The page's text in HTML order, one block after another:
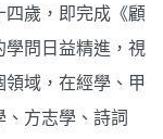
歲，即完成《顧
問日益精進，視
域，在經學、甲
方志學、詩詞